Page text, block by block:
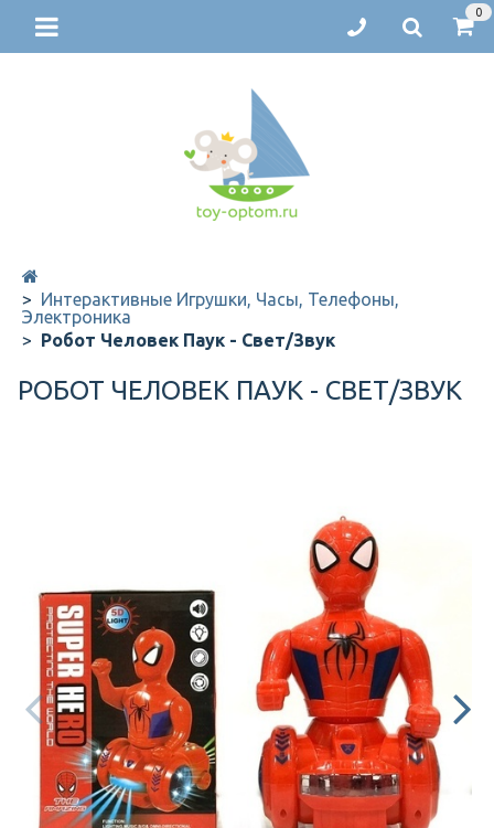
0
Интерактивные Игрушки, Часы, Телефоны,
Электроника
Робот Человек Паук - Свет/Звук
РОБОТ ЧЕЛОВЕК ПАУК - СВЕТ/ЗВУК